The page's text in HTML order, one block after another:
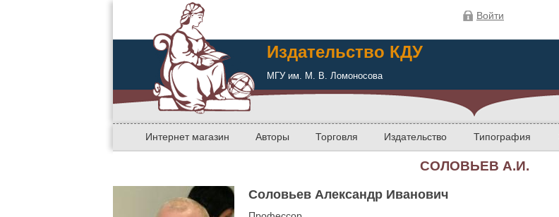
Издательство КДУ
МГУ им. М. В. Ломоносова
Войти
Интернет магазин Авторы Торговля Издательство Типография
СОЛОВЬЕВ А.И.
Соловьев Александр Иванович